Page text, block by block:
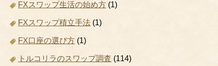
FXスワップ生活の始め方 (1)
FXスワップ積立手法 (1)
FX口座の選び方 (1)
トルコリラのスワップ調査 (114)